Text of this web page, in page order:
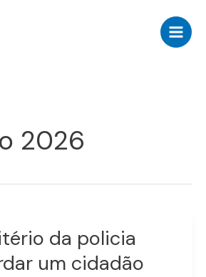
2026
da policia
um cidadão